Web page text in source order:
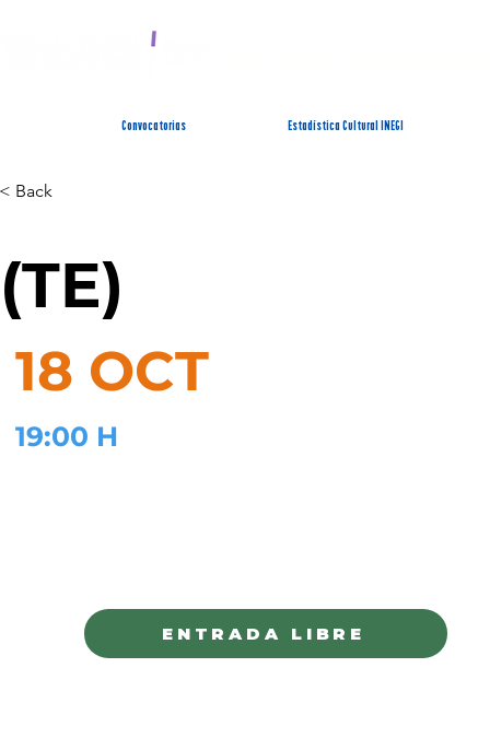
Convocatorias Estadística Cultural INEGI
< Back
(TE)
18 OCT
19:00 H
ENTRADA LIBRE